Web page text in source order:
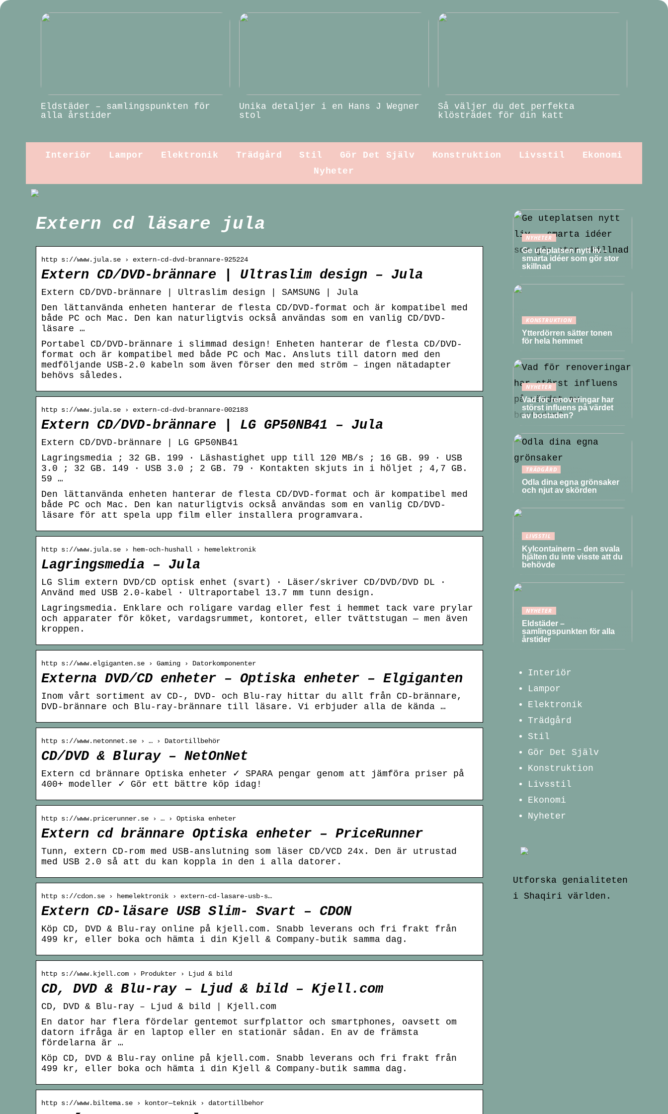
Eldstäder – samlingspunkten för
alla årstider
Unika detaljer i en Hans J Wegner
stol
Så väljer du det perfekta
klösträdet för din katt
Interiör Lampor Elektronik Trädgård Stil Gör Det Själv Konstruktion Livsstil
Ekonomi
Nyheter
Extern cd läsare jula
http s://www.jula.se › extern-cd-dvd-brannare-925224
Extern CD/DVD-brännare | Ultraslim design – Jula
Extern CD/DVD-brännare | Ultraslim design | SAMSUNG | Jula
Den lättanvända enheten hanterar de flesta CD/DVD-format och är kompatibel med
både PC och Mac. Den kan naturligtvis också användas som en vanlig CD/DVD-
läsare …
Portabel CD/DVD-brännare i slimmad design! Enheten hanterar de flesta CD/DVD-
format och är kompatibel med både PC och Mac. Ansluts till datorn med den
medföljande USB-2.0 kabeln som även förser den med ström – ingen nätadapter
behövs således.
http s://www.jula.se › extern-cd-dvd-brannare-002183
Extern CD/DVD-brännare | LG GP50NB41 – Jula
Extern CD/DVD-brännare | LG GP50NB41
Lagringsmedia ; 32 GB. 199 · Läshastighet upp till 120 MB/s ; 16 GB. 99 · USB
3.0 ; 32 GB. 149 · USB 3.0 ; 2 GB. 79 · Kontakten skjuts in i höljet ; 4,7 GB.
59 …
Den lättanvända enheten hanterar de flesta CD/DVD-format och är kompatibel med
både PC och Mac. Den kan naturligtvis också användas som en vanlig CD/DVD-
läsare för att spela upp film eller installera programvara.
http s://www.jula.se › hem-och-hushall › hemelektronik
Lagringsmedia – Jula
LG Slim extern DVD/CD optisk enhet (svart) · Läser/skriver CD/DVD/DVD DL ·
Använd med USB 2.0-kabel · Ultraportabel 13.7 mm tunn design.
Lagringsmedia. Enklare och roligare vardag eller fest i hemmet tack vare prylar
och apparater för köket, vardagsrummet, kontoret, eller tvättstugan — men även
kroppen.
http s://www.elgiganten.se › Gaming › Datorkomponenter
Externa DVD/CD enheter – Optiska enheter – Elgiganten
Inom vårt sortiment av CD-, DVD- och Blu-ray hittar du allt från CD-brännare,
DVD-brännare och Blu-ray-brännare till läsare. Vi erbjuder alla de kända …
http s://www.netonnet.se › … › Datortillbehör
CD/DVD & Bluray – NetOnNet
Extern cd brännare Optiska enheter ✓ SPARA pengar genom att jämföra priser på
400+ modeller ✓ Gör ett bättre köp idag!
http s://www.pricerunner.se › … › Optiska enheter
Extern cd brännare Optiska enheter – PriceRunner
Tunn, extern CD-rom med USB-anslutning som läser CD/VCD 24x. Den är utrustad
med USB 2.0 så att du kan koppla in den i alla datorer.
http s://cdon.se › hemelektronik › extern-cd-lasare-usb-s…
Extern CD-läsare USB Slim- Svart – CDON
Köp CD, DVD & Blu-ray online på kjell.com. Snabb leverans och fri frakt från
499 kr, eller boka och hämta i din Kjell & Company-butik samma dag.
http s://www.kjell.com › Produkter › Ljud & bild
CD, DVD & Blu-ray – Ljud & bild – Kjell.com
CD, DVD & Blu-ray – Ljud & bild | Kjell.com
En dator har flera fördelar gentemot surfplattor och smartphones, oavsett om
datorn ifråga är en laptop eller en stationär sådan. En av de främsta
fördelarna är …
Köp CD, DVD & Blu-ray online på kjell.com. Snabb leverans och fri frakt från
499 kr, eller boka och hämta i din Kjell & Company-butik samma dag.
http s://www.biltema.se › kontor—teknik › datortillbehor
NYHETER
Ge uteplatsen nytt liv –
smarta idéer som gör stor
skillnad
KONSTRUKTION
Ytterdörren sätter tonen
för hela hemmet
NYHETER
Vad för renoveringar har
störst influens på värdet
av bostaden?
TRÄDGÅRD
Odla dina egna grönsaker
och njut av skörden
LIVSSTIL
Kylcontainern – den svala
hjälten du inte visste att du
behövde
NYHETER
Eldstäder –
samlingspunkten för alla
årstider
Interiör
Lampor
Elektronik
Trädgård
Stil
Gör Det Själv
Konstruktion
Livsstil
Ekonomi
Nyheter
Utforska genialiteten
i Shaqiri världen.